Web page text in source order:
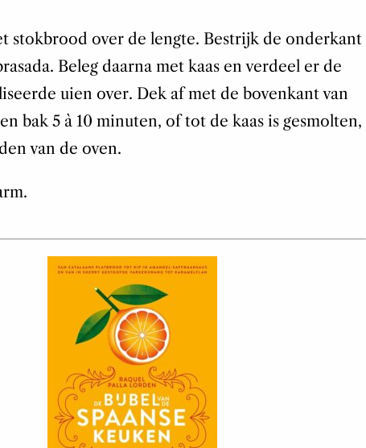
stokbrood over de lengte. Bestrijk de onderkant
Beleg daarna met kaas en verdeel er de
uien over. Dek af met de bovenkant van
bak 5 à 10 minuten, of tot de kaas is gesmolten,
van de oven.